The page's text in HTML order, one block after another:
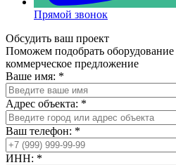
Прямой звонок
Обсудить ваш проект
Поможем подобрать
коммерческое предложение
Ваше имя: *
Адрес объекта: *
Ваш телефон: *
ИНН: *